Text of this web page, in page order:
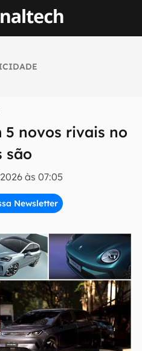
5 novos rivais no
são
às 07:05
Newsletter
em primeira
se
com os Termos de
do Canaltech.